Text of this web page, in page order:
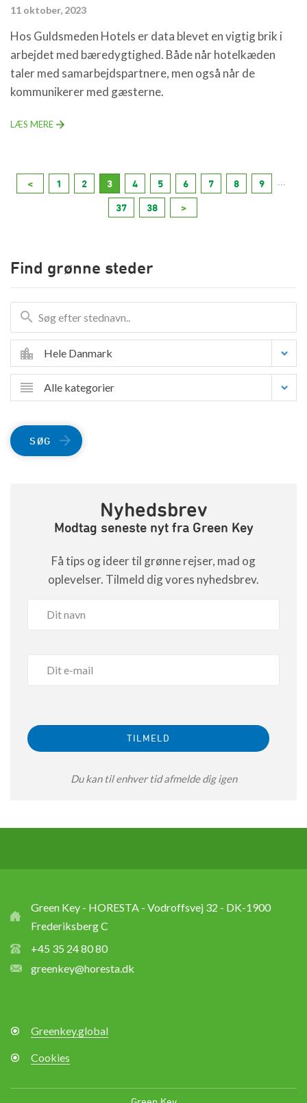
11 oktober, 2023
Hos Guldsmeden Hotels er data blevet en vigtig brik i
arbejdet med bæredygtighed. Både når hotelkæden
taler med samarbejdspartnere, men også når de
kommunikerer med gæsterne.
LÆS MERE
< 1 2 3 4 5 6 7 8 9
37 38 >
Find grønne steder
Hele Danmark
Alle kategorier
SØG
Nyhedsbrev
Modtag seneste nyt fra Green Key
Få tips og ideer til grønne rejser, mad og
oplevelser. Tilmeld dig vores nyhedsbrev.
Du kan til enhver tid afmelde dig igen
Green Key - HORESTA - Vodroffsvej 32 - DK-1900
Frederiksberg C
+45 35 24 80 80
greenkey@horesta.dk
Greenkey.global
Cookies